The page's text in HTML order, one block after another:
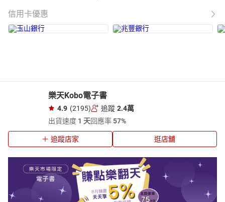
信用卡優惠
樂天Kobo電子書
4.9 (2195) 追蹤 2.4萬
出貨速度 1 天回應率57%
追蹤店家 逛店舖